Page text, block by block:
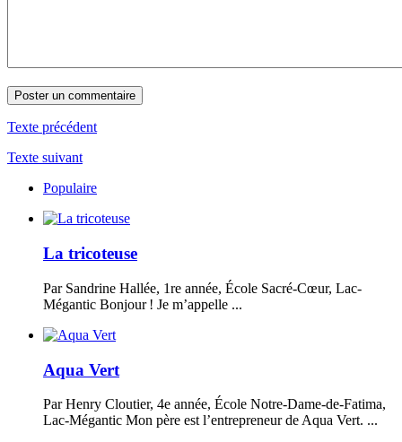
Texte précédent
Texte suivant
Populaire
La tricoteuse
Par Sandrine Hallée, 1re année, École Sacré-Cœur, Lac-
Mégantic Bonjour ! Je m’appelle ...
Aqua Vert
Par Henry Cloutier, 4e année, École Notre-Dame-de-Fatima,
Lac-Mégantic Mon père est l’entrepreneur de Aqua Vert. ...